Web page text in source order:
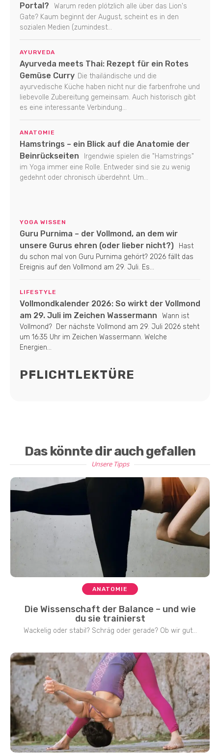
Portal?
Warum reden plötzlich alle über das Lion's
Gate? Kaum beginnt der August, scheint es in den
sozialen Medien (zumindest...
AYURVEDA
Ayurveda meets Thai: Rezept für ein Rotes
Gemüse Curry Die thailändische und die
ayurvedische Küche haben nicht nur die farbenfrohe und
liebevolle Zubereitung gemeinsam. Auch historisch gibt
es eine interessante Verbindung...
ANATOMIE
Hamstrings – ein Blick auf die Anatomie der
Beinrückseiten
Irgendwie spielen die "Hamstrings"
im Yoga immer eine Rolle. Entweder sind sie zu wenig
gedehnt oder chronisch überdehnt. Um...
YOGA WISSEN
Guru Purnima – der Vollmond, an dem wir
unsere Gurus ehren (oder lieber nicht?)
Hast
du schon mal von Guru Purnima gehört? 2026 fällt das
Ereignis auf den Vollmond am 29. Juli. Es...
LIFESTYLE
Vollmondkalender 2026: So wirkt der Vollmond
am 29. Juli im Zeichen Wassermann
Wann ist
Vollmond? Der nächste Vollmond am 29. Juli 2026 steht
um 16:35 Uhr im Zeichen Wassermann. Welche
Energien...
PFLICHTLEKTÜRE
Das könnte dir auch gefallen
Unsere Tipps
ANATOMIE
Die Wissenschaft der Balance – und wie
du sie trainierst
Wackelig oder stabil? Schräg oder gerade? Ob wir gut...